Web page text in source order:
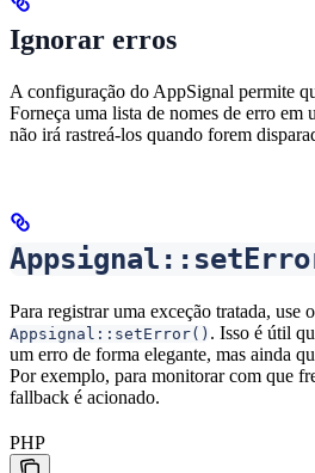
Ignorar erros
A configuração do AppSignal permite
Forneça uma lista de nomes de erro em
não irá rastreá-los quando forem
Para registrar uma exceção tratada, use
Appsignal::setError() . Isso é útil
um erro de forma elegante, mas ainda
Por exemplo, para monitorar com que
fallback é acionado.
PHP